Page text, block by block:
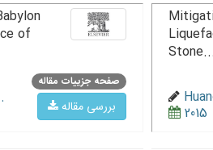
Stone...
2015
صفحه جزییات مقاله
بررسی مقاله
of